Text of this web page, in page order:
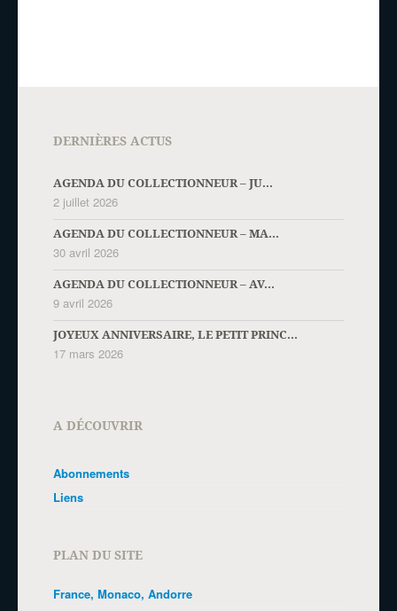
DERNIÈRES ACTUS
AGENDA DU COLLECTIONNEUR – JU...
2 juillet 2026
AGENDA DU COLLECTIONNEUR – MA...
30 avril 2026
AGENDA DU COLLECTIONNEUR – AV...
9 avril 2026
JOYEUX ANNIVERSAIRE, LE PETIT PRINC...
17 mars 2026
A DÉCOUVRIR
Abonnements
Liens
PLAN DU SITE
France, Monaco, Andorre